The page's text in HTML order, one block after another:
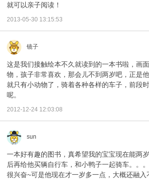
就可以亲子阅读！
2013-05-30 13:15:53
镜子
这是我们接触绘本不久就读到的一本书啦，画
物，孩子非常喜欢，那会儿不到两岁吧，正是
就只有小动物了，骑着各种各样的车子，前段
呢。
2012-12-24 12:03:08
sun
一本好有趣的图书，真希望我的宝宝现在能两
后再给他买辆自行车，和小鸭子一起骑车。。
很兴奋~可是他现在才一岁多一点，大概还融